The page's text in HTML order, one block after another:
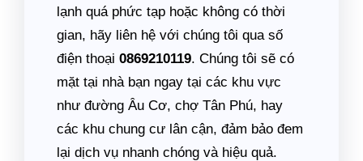
lạnh quá phức tạp hoặc không có thời
gian, hãy liên hệ với chúng tôi qua số
điện thoại 0869210119. Chúng tôi sẽ có
mặt tại nhà bạn ngay tại các khu vực
như đường Âu Cơ, chợ Tân Phú, hay
các khu chung cư lân cận, đảm bảo đem
lại dịch vụ nhanh chóng và hiệu quả.